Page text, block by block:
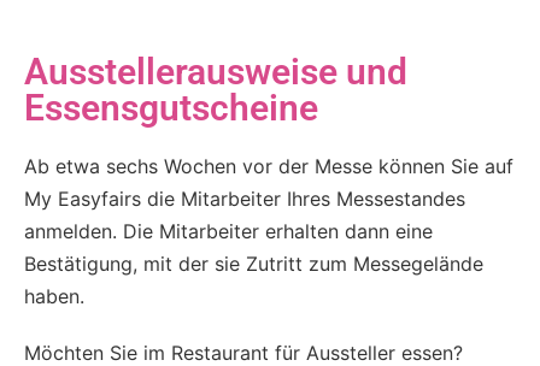
Ausstellerausweise und
Essensgutscheine
Ab etwa sechs Wochen vor der Messe können Sie auf
My Easyfairs die Mitarbeiter Ihres Messestandes
anmelden. Die Mitarbeiter erhalten dann eine
Bestätigung, mit der sie Zutritt zum Messegelände
haben.
Möchten Sie im Restaurant für Aussteller essen?